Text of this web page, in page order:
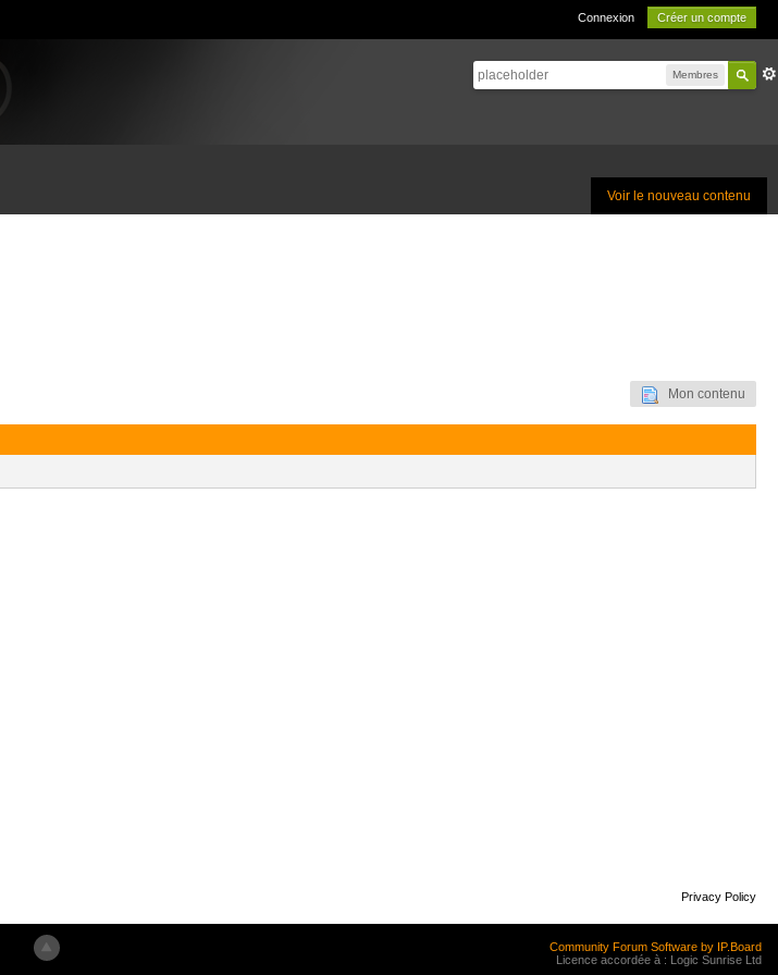
Connexion Créer un compte
Membres
Voir le nouveau contenu
Mon contenu
Privacy Policy
Community Forum Software by IP.Board
Licence accordée à : Logic Sunrise Ltd